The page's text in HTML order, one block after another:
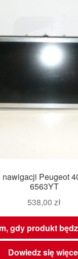
Peugeot
6563YT
538,00 zł
gdy produkt
Dowiedz się